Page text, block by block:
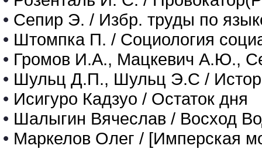
• Сепир Э. / Избр. труды по
• Штомпка П. / Социология
• Громов И.А., Мацкевич А.Ю.,
• Шульц Д.П., Шульц Э.С /
• Исигуро Кадзуо / Остаток дня
• Шалыгин Вячеслав / Восход
• Маркелов Олег / [Имперская